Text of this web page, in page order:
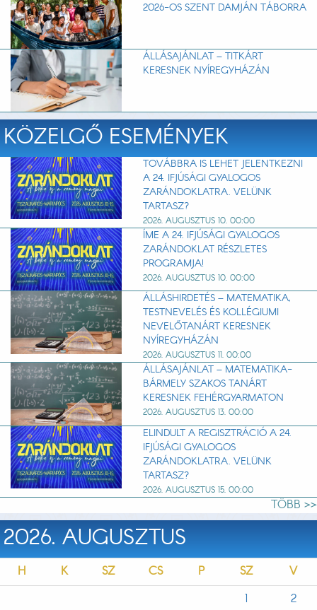
2026-OS SZENT DAMJÁN TÁBORRA
ÁLLÁSAJÁNLAT – TITKÁRT
KERESNEK NYÍREGYHÁZÁN
KÖZELGŐ ESEMÉNYEK
TOVÁBBRA IS LEHET JELENTKEZNI
A 24. IFJÚSÁGI GYALOGOS
ZARÁNDOKLATRA. VELÜNK
TARTASZ?
2026. AUGUSZTUS 10. 00:00
ÍME A 24. IFJÚSÁGI GYALOGOS
ZARÁNDOKLAT RÉSZLETES
PROGRAMJA!
2026. AUGUSZTUS 10. 00:00
ÁLLÁSHIRDETÉS – MATEMATIKA,
TESTNEVELÉS ÉS KOLLÉGIUMI
NEVELŐTANÁRT KERESNEK
NYÍREGYHÁZÁN
2026. AUGUSZTUS 11. 00:00
ÁLLÁSAJÁNLAT – MATEMATIKA-
BÁRMELY SZAKOS TANÁRT
KERESNEK FEHÉRGYARMATON
2026. AUGUSZTUS 13. 00:00
ELINDULT A REGISZTRÁCIÓ A 24.
IFJÚSÁGI GYALOGOS
ZARÁNDOKLATRA. VELÜNK
TARTASZ?
2026. AUGUSZTUS 15. 00:00
TÖBB >>
2026. AUGUSZTUS
H K SZ CS P SZ
V
1
2